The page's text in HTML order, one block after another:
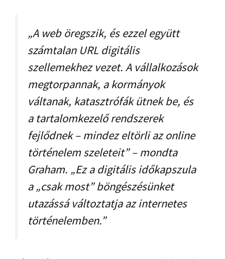
„A web öregszik, és ezzel együtt
számtalan URL digitális
szellemekhez vezet. A vállalkozások
megtorpannak, a kormányok
váltanak, katasztrófák ütnek be, és
a tartalomkezelő rendszerek
fejlődnek – mindez eltörli az online
történelem szeleteit” – mondta
Graham. „Ez a digitális időkapszula
a „csak most” böngészésünket
utazássá változtatja az internetes
történelemben.”